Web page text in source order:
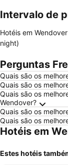
Intervalo de
Hotéis em
night)
Perguntas
Quais são os
Quais são os
Quais são os
Wendover?
Quais são os
Quais são os
Hotéis em
Estes hotéis